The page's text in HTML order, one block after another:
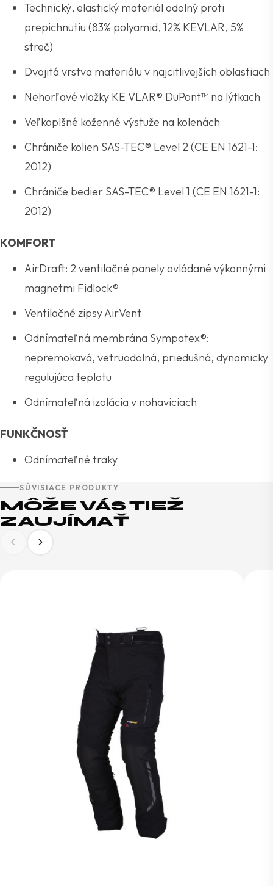
Technický, elastický materiál odolný proti
prepichnutiu (83% polyamid, 12% KEVLAR, 5%
streč)
Dvojitá vrstva materiálu v najcitlivejších oblastiach
Nehorľavé vložky KE VLAR® DuPont™ na lýtkach
Veľkoplšné koženné výstuže na kolenách
Chrániče kolien SAS-TEC® Level 2 (CE EN 1621-1:
2012)
Chrániče bedier SAS-TEC® Level 1 (CE EN 1621-1:
2012)
KOMFORT
AirDraft: 2 ventilačné panely ovládané výkonnými
magnetmi Fidlock®
Ventilačné zipsy AirVent
Odnímateľná membrána Sympatex®:
nepremokavá, vetruodolná, priedušná, dynamicky
regulujúca teplotu
Odnímateľná izolácia v nohaviciach
FUNKČNOSŤ
Odnímateľné traky
SÚVISIACE PRODUKTY
MÔŽE VÁS TIEŽ
ZAUJÍMAŤ